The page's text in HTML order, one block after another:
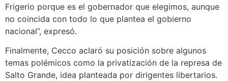
Frigerio porque es el gobernador que elegimos, aunque
no coincida con todo lo que plantea el gobierno
nacional”, expresó.
Finalmente, Cecco aclaró su posición sobre algunos
temas polémicos como la privatización de la represa de
Salto Grande, idea planteada por dirigentes libertarios.